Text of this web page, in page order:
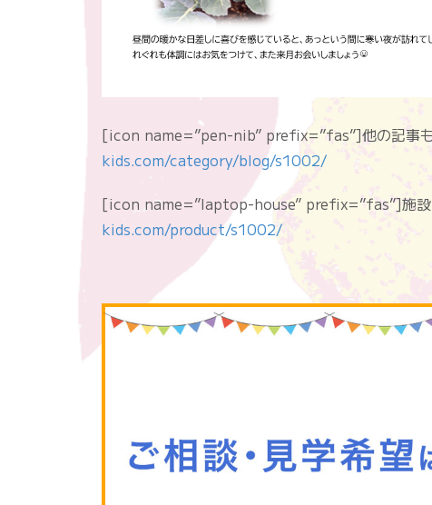
[icon name=”pen-nib” prefix=”fas”]他の記事
kids.com/category/blog/s1002/
[icon name=”laptop-house” prefix=”fas”]施設
kids.com/product/s1002/